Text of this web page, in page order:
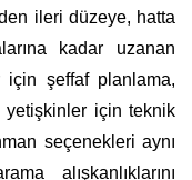
ileri düzeye, hatta
kadar uzanan
için şeffaf planlama,
yetişkinler için teknik
seçenekleri aynı
alışkanlıklarını